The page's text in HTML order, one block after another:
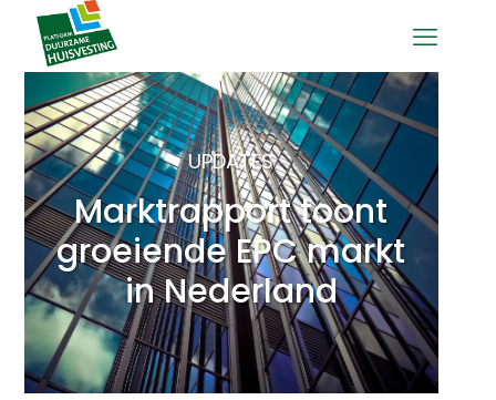
UPDATES
Marktrapport toont
groeiende EPC markt
in Nederland